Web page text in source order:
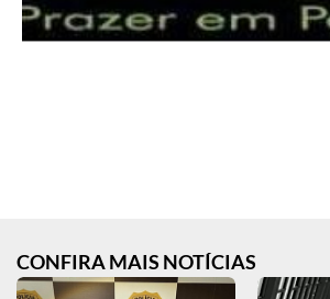
CONFIRA MAIS NOTÍCIAS